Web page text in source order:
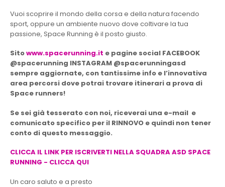
Vuoi scoprire il mondo della corsa e della natura facendo
sport, oppure un ambiente nuovo dove coltivare la tua
passione, Space Running è il posto giusto.
Sitowww.spacerunning.it e pagine social FACEBOOK
@spacerunning INSTAGRAM @spacerunningasd
sempre aggiornate, con tantissime info e l’innovativa
area percorsi dove potrai trovare itinerari a prova di
Space runners!
Se sei già tesserato con noi, riceverai una e-mail e
comunicato specifico per il RINNOVO e quindi non tener
conto di questo messaggio.
CLICCA IL LINK PER ISCRIVERTI NELLA SQUADRA ASD SPACE
RUNNING - CLICCA QUI
Un caro saluto e a presto